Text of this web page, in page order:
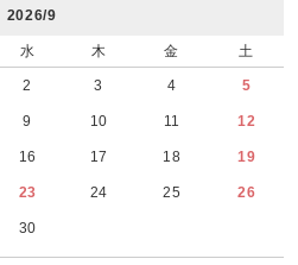
2026/9
水 木 金 土
2 3 4 5
9 10 11 12
16 17 18 19
23 24 25 26
30